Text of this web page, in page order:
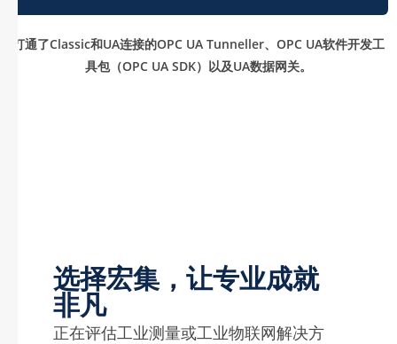
打通了Classic和UA连接的OPC UA Tunneller、OPC UA软件开发工
具包（OPC UA SDK）以及UA数据网关。
选择宏集，让专业成就
非凡
正在评估工业测量或工业物联网解决方